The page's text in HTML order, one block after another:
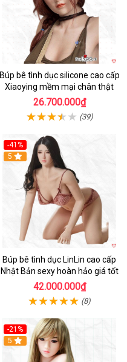
Búp bê tình dục silicone cao cấp
Xiaoying mềm mại chân thật
26.700.000₫
(39)
-41%
5
Búp bê tình dục LinLin cao cấp
Nhật Bản sexy hoàn hảo giá tốt
42.000.000₫
(8)
-21%
5